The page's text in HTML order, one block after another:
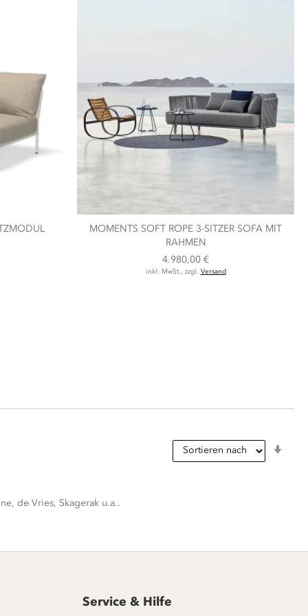
MOMENTS SOFT ROPE 3-SITZER SOFA MIT
RAHMEN
4.980,00 €
inkl. MwSt., zzgl. Versand
de Vries, Skagerak u.a..
Service & Hilfe